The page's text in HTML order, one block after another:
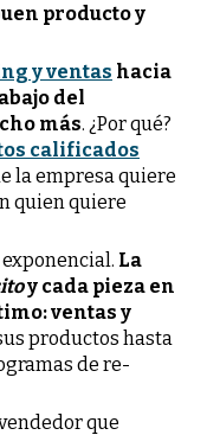
producto y
y ventas hacia
del
más. ¿Por qué?
calificados
la empresa quiere
quien quiere
La
y cada pieza en
ventas y
productos hasta
de re-
que